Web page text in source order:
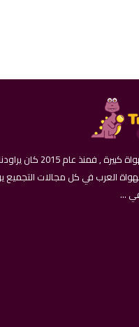
كانت دومًا احلامنا للهواة كبيرة , فمنذ
العرب في كل مجالات التجميع
...